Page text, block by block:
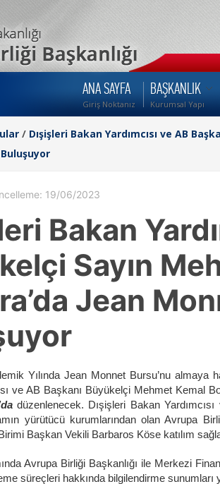
ANA SAYFA
Giriş Noktanız
BAŞKANLIK
Kurumsal Yapı
/ Dışişleri Bakan Yardımcısı ve AB
19/06/2023
Bakan
Sayın
Jean
Yılında Jean Monnet Bursu’nu
ve AB Başkanı Büyükelçi Mehmet Kemal
düzenlenecek. Dışişleri Bakan
yürütücü kurumlarından olan Avrupa
Başkan Vekili Barbaros Köse katılım
Avrupa Birliği Başkanlığı ile Merkezi
süreçleri hakkında bilgilendirme sunumları